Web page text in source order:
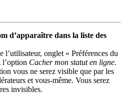
d’apparaître dans la liste des
l’utilisateur, onglet « Préférences du
Cacher mon statut en ligne.
vous ne serez visible que par les
et vous-même. Vous serez
invisibles.